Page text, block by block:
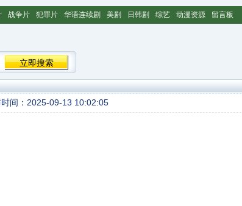
战争片 犯罪片 华语连续剧 美剧 日韩剧 综艺 动漫资源 留言板
时间：2025-09-13 10:02:05